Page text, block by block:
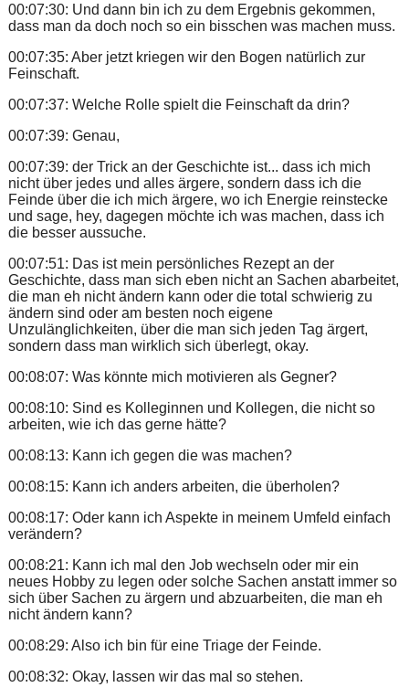
00:07:30: Und dann bin ich zu dem Ergebnis gekommen,
dass man da doch noch so ein bisschen was machen muss.
00:07:35: Aber jetzt kriegen wir den Bogen natürlich zur
Feinschaft.
00:07:37: Welche Rolle spielt die Feinschaft da drin?
00:07:39: Genau,
00:07:39: der Trick an der Geschichte ist... dass ich mich
nicht über jedes und alles ärgere, sondern dass ich die
Feinde über die ich mich ärgere, wo ich Energie reinstecke
und sage, hey, dagegen möchte ich was machen, dass ich
die besser aussuche.
00:07:51: Das ist mein persönliches Rezept an der
Geschichte, dass man sich eben nicht an Sachen abarbeitet,
die man eh nicht ändern kann oder die total schwierig zu
ändern sind oder am besten noch eigene
Unzulänglichkeiten, über die man sich jeden Tag ärgert,
sondern dass man wirklich sich überlegt, okay.
00:08:07: Was könnte mich motivieren als Gegner?
00:08:10: Sind es Kolleginnen und Kollegen, die nicht so
arbeiten, wie ich das gerne hätte?
00:08:13: Kann ich gegen die was machen?
00:08:15: Kann ich anders arbeiten, die überholen?
00:08:17: Oder kann ich Aspekte in meinem Umfeld einfach
verändern?
00:08:21: Kann ich mal den Job wechseln oder mir ein
neues Hobby zu legen oder solche Sachen anstatt immer so
sich über Sachen zu ärgern und abzuarbeiten, die man eh
nicht ändern kann?
00:08:29: Also ich bin für eine Triage der Feinde.
00:08:32: Okay, lassen wir das mal so stehen.